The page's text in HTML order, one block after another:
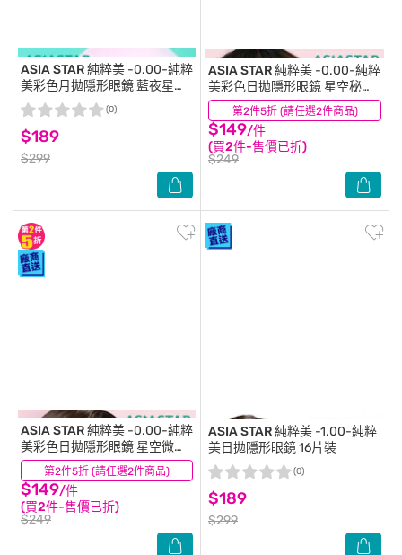
ASIA STAR 純粹美 -0.00-純粹
美彩色月拋隱形眼鏡 藍夜星河
2片裝
$189
$299
(0) 第2件5折 (請任選2件商品)
ASIA STAR 純粹美 -0.00-純粹
美彩色日拋隱形眼鏡 星空秘境
6片裝
$149/件
(買2件-售價已折)
$249
(0)
第2件5折 (請任選2件商品)
ASIA STAR 純粹美 -0.00-純粹
美彩色日拋隱形眼鏡 星空微風
6片裝
$149/件
(買2件-售價已折)
$249
(1)
ASIA STAR 純粹美 -1.00-純粹
美日拋隱形眼鏡 16片裝
$189
$299
(0)